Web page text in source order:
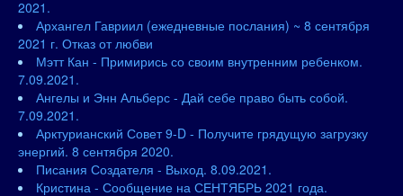
2021.
Архангел Гавриил (ежедневные послания) ~ 8 сентября
2021 г. Отказ от любви
Мэтт Кан - Примирись со своим внутренним ребенком.
7.09.2021.
Ангелы и Энн Альберс - Дай себе право быть собой.
7.09.2021.
Арктурианский Совет 9-D - Получите грядущую загрузку
энергий. 8 сентября 2020.
Писания Создателя - Выход. 8.09.2021.
Кристина - Сообщение на СЕНТЯБРЬ 2021 года.